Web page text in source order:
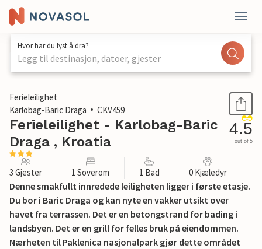
Hvor har du lyst å dra?
Legg til destinasjon, datoer, gjester
1 / 26
Ferieleilighet
Karlobag-Baric Draga
CKV459
Ferieleilighet - Karlobag-Baric
Draga , Kroatia
4.5
out of 5
3 Gjester 1 Soverom 1 Bad 0 Kjæledyr
Denne smakfullt innredede leiligheten ligger i første etasje.
Du bor i Baric Draga og kan nyte en vakker utsikt over
havet fra terrassen. Det er en betongstrand for bading i
landsbyen. Det er en grill for felles bruk på eiendommen.
Nærheten til Paklenica nasjonalpark gjør dette området